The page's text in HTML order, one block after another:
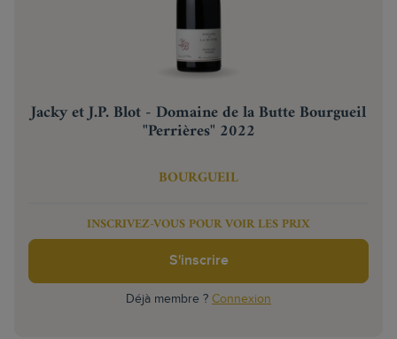
Jacky et J.P. Blot - Domaine de la Butte Bourgueil
"Perrières" 2022
BOURGUEIL
INSCRIVEZ-VOUS POUR VOIR LES PRIX
S'inscrire
Déjà membre ? Connexion